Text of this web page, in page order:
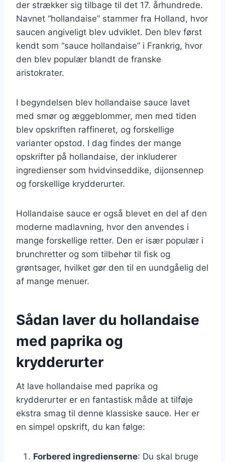
der strækker sig tilbage til det 17. århundrede.
Navnet “hollandaise” stammer fra Holland, hvor
saucen angiveligt blev udviklet. Den blev først
kendt som “sauce hollandaise” i Frankrig, hvor
den blev populær blandt de franske
aristokrater.
I begyndelsen blev hollandaise sauce lavet
med smør og æggeblommer, men med tiden
blev opskriften raffineret, og forskellige
varianter opstod. I dag findes der mange
opskrifter på hollandaise, der inkluderer
ingredienser som hvidvinseddike, dijonsennep
og forskellige krydderurter.
Hollandaise sauce er også blevet en del af den
moderne madlavning, hvor den anvendes i
mange forskellige retter. Den er især populær i
brunchretter og som tilbehør til fisk og
grøntsager, hvilket gør den til en uundgåelig del
af mange menuer.
Sådan laver du hollandaise
med paprika og
krydderurter
At lave hollandaise med paprika og
krydderurter er en fantastisk måde at tilføje
ekstra smag til denne klassiske sauce. Her er
en simpel opskrift, du kan følge:
Forbered ingredienserne: Du skal bruge